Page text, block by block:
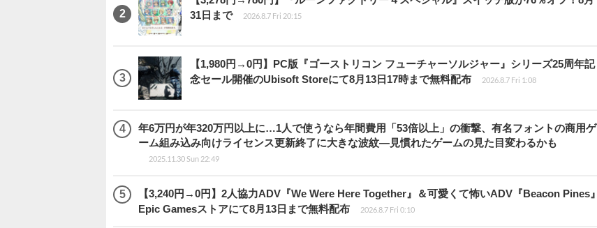
31日まで
2026.8.7 Fri 20:15
【1,980円→0円】PC版『ゴーストリコン フューチャーソルジャー』シリーズ25周年記
念セール開催のUbisoft Storeにて8月13日17時まで無料配布
2026.8.7 Fri 1:08
年6万円が年320万円以上に…1人で使うなら年間費用「53倍以上」の衝撃、有名フォントの商用ゲ
ーム組み込み向けライセンス更新終了に大きな波紋―見慣れたゲームの見た目変わるかも
2025.11.30 Sun 22:49
【3,240円→0円】2人協力ADV『We Were Here Together』＆可愛くて怖いADV『Beacon Pines』
Epic Gamesストアにて8月13日まで無料配布
2026.8.7 Fri 0:10